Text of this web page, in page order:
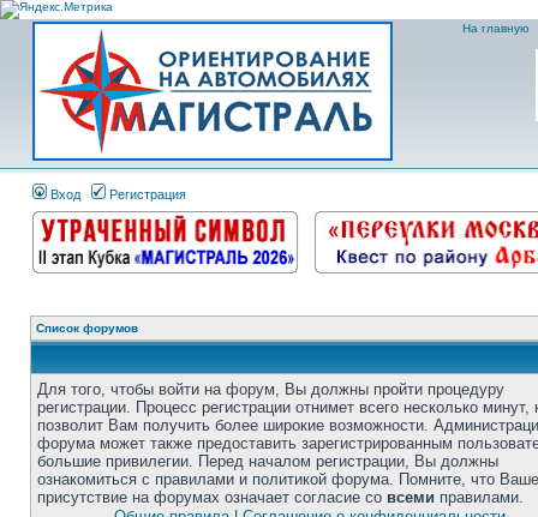
На главную
Вход Регистрация
Список форумов
Для того, чтобы войти на форум, Вы должны пройти процедуру
регистрации. Процесс регистрации отнимет всего несколько минут,
позволит Вам получить более широкие возможности.
форума может также предоставить зарегистрированным
большие привилегии. Перед началом регистрации, Вы должны
ознакомиться с правилами и политикой форума. Помните, что Ваше
присутствие на форумах означает согласие со всеми правилами.